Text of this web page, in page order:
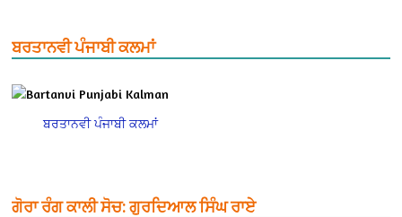
ਬਰਤਾਨਵੀ ਪੰਜਾਬੀ ਕਲਮਾਂ
ਬਰਤਾਨਵੀ ਪੰਜਾਬੀ ਕਲਮਾਂ
ਗੋਰਾ ਰੰਗ ਕਾਲੀ ਸੋਚ: ਗੁਰਦਿਆਲ ਸਿੰਘ ਰਾਏ